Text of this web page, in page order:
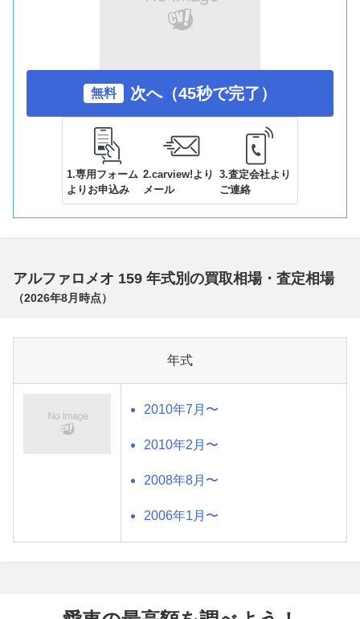
無料 次へ（45秒で完了）
1.専用フォーム
よりお申込み
2.carview!より
メール
3.査定会社より
ご連絡
アルファロメオ 159 年式別の買取相場・査定相場
（2026年8月 時点）
年式
2010年7月〜
2010年2月〜
2008年8月〜
2006年1月〜